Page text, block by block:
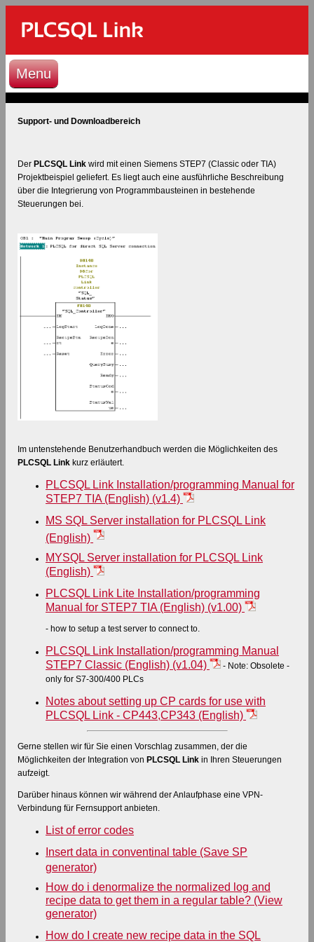
Menu
Support- und Downloadbereich
Der PLCSQL Link wird mit einen Siemens STEP7 (Classic oder TIA)
Projektbeispiel geliefert. Es liegt auch eine ausführliche Beschreibung
über die Integrierung von Programmbausteinen in bestehende
Steuerungen bei.
Im untenstehende Benutzerhandbuch werden die Möglichkeiten des
PLCSQL Link kurz erläutert.
PLCSQL Link Installation/programming Manual for
STEP7 TIA (English) (v1.4)
MS SQL Server installation for PLCSQL Link
(English)
MYSQL Server installation for PLCSQL Link
(English)
PLCSQL Link Lite Installation/programming
Manual for STEP7 TIA (English) (v1.00)
- how to setup a test server to connect to.
PLCSQL Link Installation/programming Manual
STEP7 Classic (English) (v1.04)
- Note: Obsolete -
only for S7-300/400 PLCs
Notes about setting up CP cards for use with
PLCSQL Link - CP443,CP343 (English)
Gerne stellen wir für Sie einen Vorschlag zusammen, der die
Möglichkeiten der Integration von PLCSQL Link in Ihren Steuerungen
aufzeigt.
Darüber hinaus können wir während der Anlaufphase eine VPN-
Verbindung für Fernsupport anbieten.
List of error codes
Insert data in conventinal table (Save SP
generator)
How do i denormalize the normalized log and
recipe data to get them in a regular table? (View
generator)
How do I create new recipe data in the SQL